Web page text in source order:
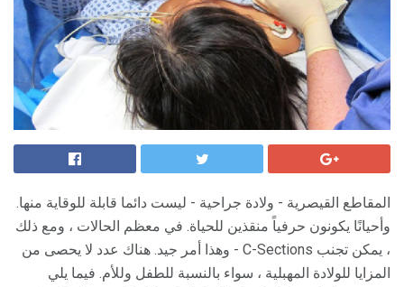
المقاطع القيصرية - ولادة جراحية - ليست دائما قابلة للوقاية منها.
وأحيانًا يكونون حرفياً منقذين للحياة. في معظم الحالات ، ومع ذلك
، يمكن تجنب C-Sections - وهذا أمر جيد. هناك عدد لا يحصى من
المزايا للولادة المهبلية ، سواء بالنسبة للطفل وللأم. فيما يلي